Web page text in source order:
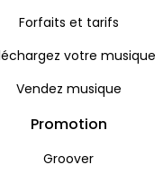
Forfaits et tarifs
votre musique
Vendez musique
Promotion
Groover